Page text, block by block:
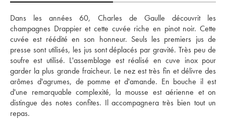
Dans les années 60, Charles de Gaulle découvrit les
champagnes Drappier et cette cuvée riche en pinot noir. Cette
cuvée est réédité en son honneur. Seuls les premiers jus de
presse sont utilisés, les jus sont déplacés par gravité. Très peu de
soufre est utilisé. L'assemblage est réalisé en cuve inox pour
garder la plus grande fraicheur. Le nez est très fin et délivre des
arômes d'agrumes, de pomme et d'amande. En bouche il est
d'une remarquable complexité, la mousse est aérienne et on
distingue des notes confites. Il accompagnera très bien tout un
repas.